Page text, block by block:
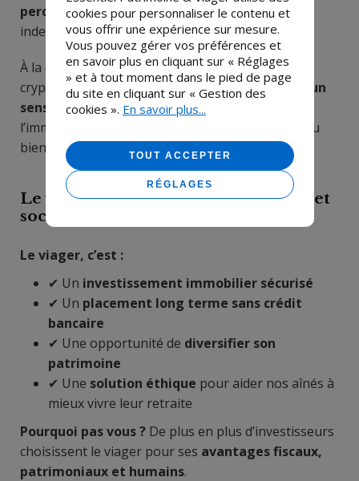
percevant un revenu à vie, stable, sécurisé, et
indexé sur l’inflation.
À la différence des marchés financiers ou des
cryptomonnaies, investir en viager c’estdonner un
sens à son placement: vous investissez dans
l’immobilier, tout en contribuant concrètement au
bien-être d’un senior.
Le viager, un placement intelligent et
socialement responsable
Le viager, c’est :
✔ Un investissement immobilier sécurisé
✔ Un placement long terme sans crédit
bancaire
✔ Une opportunité de diversifier son
patrimoine
✔ Une solution éthique pour aider nos aînés à
mieux vivre leur retraite
Pourquoi pas vous ? De plus en plus d’investisseurs
choisissent le viager pour ses avantages fiscaux,
patrimoniaux et humains.
cookies pour personnaliser le contenu et
vous offrir une expérience sur mesure.
Vous pouvez gérer vos préférences et
en savoir plus en cliquant sur « Réglages
» et à tout moment dans le pied de page
du site en cliquant sur « Gestion des
cookies ». En savoir plus...
TOUT ACCEPTER
RÉGLAGES